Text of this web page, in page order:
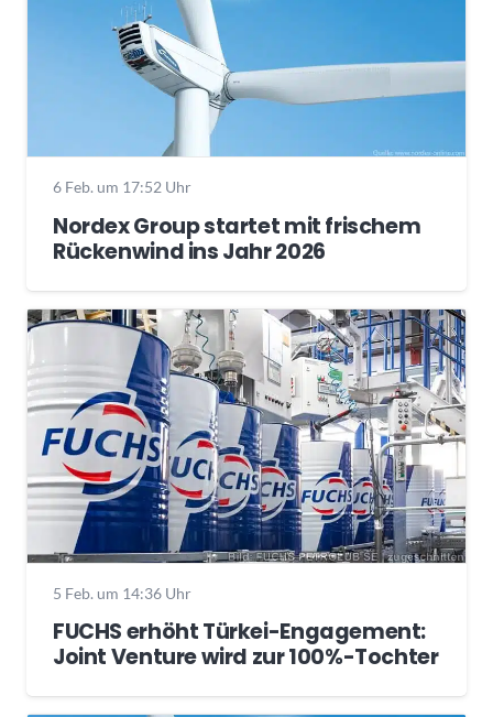
6 Feb. um 17:52 Uhr
Nordex Group startet mit frischem
Rückenwind ins Jahr 2026
5 Feb. um 14:36 Uhr
FUCHS erhöht Türkei-Engagement:
Joint Venture wird zur 100%-Tochter